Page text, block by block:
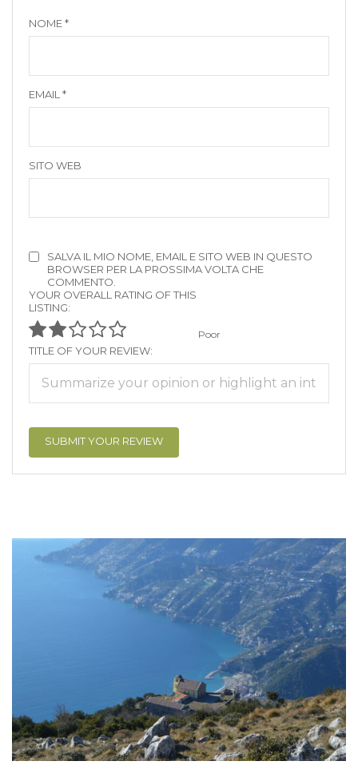
NOME*
EMAIL *
SITO WEB
SALVA IL MIO NOME, EMAIL E SITO WEB IN QUESTO
BROWSER PER LA PROSSIMA VOLTA CHE
COMMENTO.
YOUR OVERALL RATING OF THIS
LISTING:
Poor
TITLE OF YOUR REVIEW: